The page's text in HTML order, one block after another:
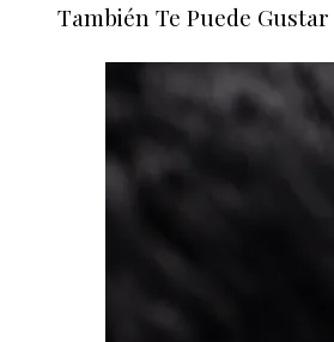
También Te Puede Gustar